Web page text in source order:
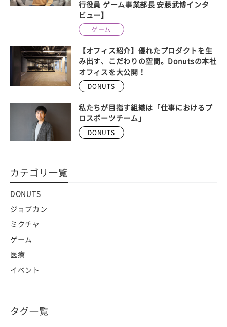
行役員 ゲーム事業部長 安藤武博インタ
ビュー】
ゲーム
【オフィス紹介】優れたプロダクトを生
み出す、こだわりの空間。Donutsの本社
オフィスを大公開！
DONUTS
私たちが目指す組織は「仕事におけるプ
ロスポーツチーム」
DONUTS
カテゴリ一覧
DONUTS
ジョブカン
ミクチャ
ゲーム
医療
イベント
タグ一覧